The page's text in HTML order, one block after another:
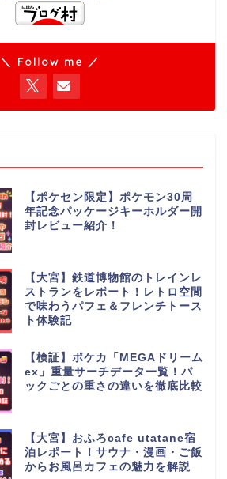
＼ Follow me ／
【ポケセン限定】ポケモン30周
年記念パッケージキーホルダー開
封レビュー紹介！
【大宮】鉄道博物館のトレインレ
ストランをレポート！レトロ空間
で味わうパフェ＆フレンチトース
ト体験記
【検証】ポケカ「MEGAドリーム
ex」重量サーチデータ一覧！パ
ックごとの重さの違いを徹底比較
【大宮】おふろcafe utatane宿
泊レポート！サウナ・漫画・ご飯
からお風呂カフェの魅力を解説